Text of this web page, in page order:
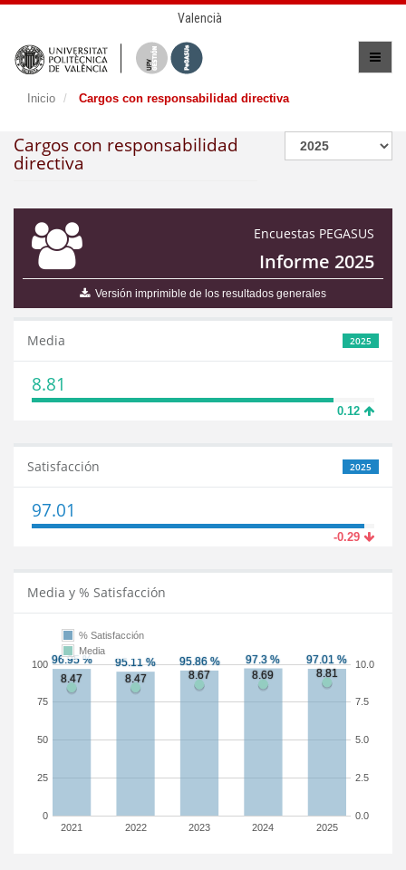
Valencià
Inicio Cargos con responsabilidad directiva
Cargos con responsabilidad
directiva
Encuestas PEGASUS
Informe 2025
Versión imprimible de los resultados generales
2025
Media
8.81
0.12
2025
Satisfacción
97.01
-0.29
Media y % Satisfacción
2021 2022 2023 2024 2025
0
25
50
75
100
0.0
2.5
5.0
7.5
10.0
% Satisfacción
Media